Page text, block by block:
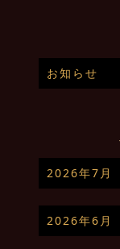
お知らせ
2026年7月
2026年6月